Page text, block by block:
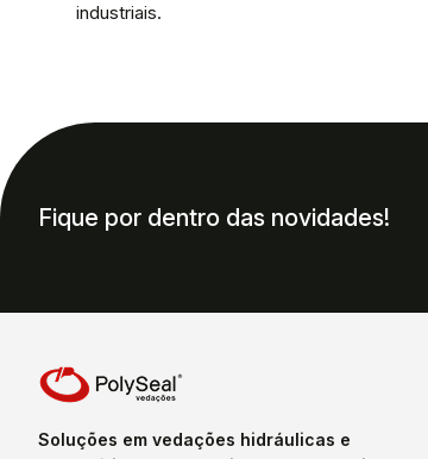
industriais.
Fique por dentro das novidades!
Soluções em vedações hidráulicas e